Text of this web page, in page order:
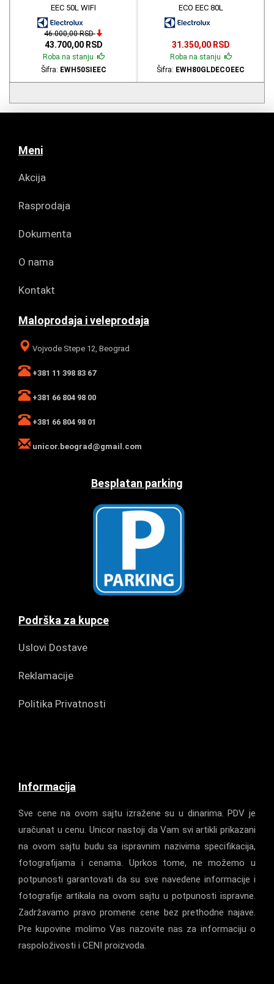
EEC 50L WIFI
46.000,00 RSD
43.700,00 RSD
Roba na stanju
Šifra: EWH50SIEEC
ECO EEC 80L
31.350,00 RSD
Roba na stanju
Šifra: EWH80GLDECOEEC
Meni
Akcija
Rasprodaja
Dokumenta
O nama
Kontakt
Maloprodaja i veleprodaja
Vojvode Stepe 12, Beograd
+381 11 398 83 67
+381 66 804 98 00
+381 66 804 98 01
unicor.beograd@gmail.com
Besplatan parking
Podrška za kupce
Uslovi Dostave
Reklamacije
Politika Privatnosti
Informacija
Sve cene na ovom sajtu izražene su u dinarima. PDV je
uračunat u cenu. Unicor nastoji da Vam svi artikli prikazani
na ovom sajtu budu sa ispravnim nazivima specifikacija,
fotografijama i cenama. Uprkos tome, ne možemo u
potpunosti garantovati da su sve navedene informacije i
fotografije artikala na ovom sajtu u potpunosti ispravne.
Zadržavamo pravo promene cene bez prethodne najave.
Pre kupovine molimo Vas nazovite nas za informaciju o
raspoloživosti i CENI proizvoda.